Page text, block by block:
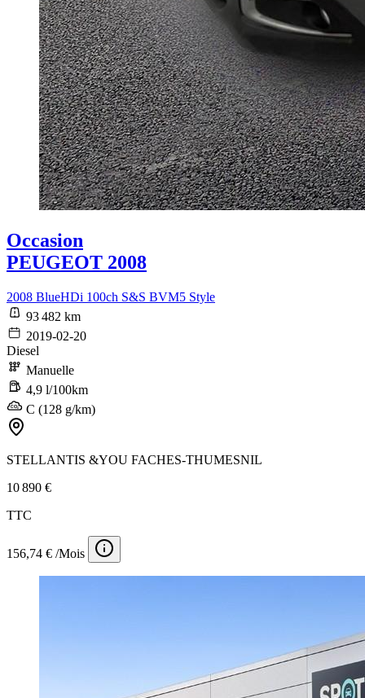
Occasion
PEUGEOT 2008
2008 BlueHDi 100ch S&S BVM5 Style
93 482 km
2019-02-20
Diesel
Manuelle
4,9 l/100km
C (128 g/km)
STELLANTIS &YOU FACHES-THUMESNIL
10 890 €
TTC
156,74 € /Mois